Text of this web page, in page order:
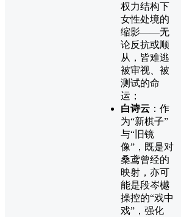
权力结构下
女性处境的
缩影——无
论反抗或顺
从，皆难逃
被审视、被
测试的命
运；
白诗云 ：作
为“新棋子”
与“旧镜
像”，既是对
桑鸢曾经的
映射，亦可
能是段岑樾
操控的“戏中
戏”，强化